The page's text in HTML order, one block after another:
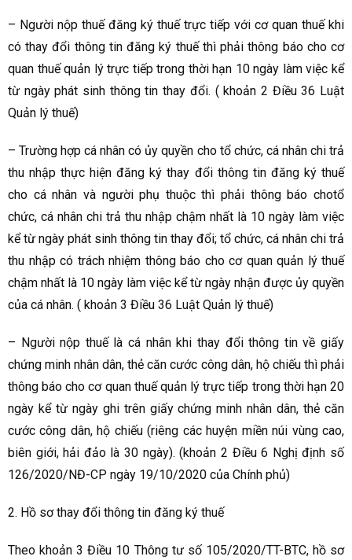
– Người nộp thuế đăng ký thuế trực tiếp với cơ quan thuế khi
có thay đổi thông tin đăng ký thuế thì phải thông báo cho cơ
quan thuế quản lý trực tiếp trong thời hạn 10 ngày làm việc kể
từ ngày phát sinh thông tin thay đổi. ( khoản 2 Điều 36 Luật
Quản lý thuế)
– Trường hợp cá nhân có ủy quyền cho tổ chức, cá nhân chi trả
thu nhập thực hiện đăng ký thay đổi thông tin đăng ký thuế
cho cá nhân và người phụ thuộc thì phải thông báo chotổ
chức, cá nhân chi trả thu nhập chậm nhất là 10 ngày làm việc
kể từ ngày phát sinh thông tin thay đổi; tổ chức, cá nhân chi trả
thu nhập có trách nhiệm thông báo cho cơ quan quản lý thuế
chậm nhất là 10 ngày làm việc kể từ ngày nhận được ủy quyền
của cá nhân. ( khoản 3 Điều 36 Luật Quản lý thuế)
– Người nộp thuế là cá nhân khi thay đổi thông tin về giấy
chứng minh nhân dân, thẻ căn cước công dân, hộ chiếu thì phải
thông báo cho cơ quan thuế quản lý trực tiếp trong thời hạn 20
ngày kể từ ngày ghi trên giấy chứng minh nhân dân, thẻ căn
cước công dân, hộ chiếu (riêng các huyện miền núi vùng cao,
biên giới, hải đảo là 30 ngày). (khoản 2 Điều 6 Nghị định số
126/2020/NĐ-CP ngày 19/10/2020 của Chính phủ)
2. Hồ sơ thay đổi thông tin đăng ký thuế
Theo khoản 3 Điều 10 Thông tư số 105/2020/TT-BTC, hồ sơ